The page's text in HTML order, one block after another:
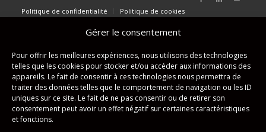
Gérer le consentement
Pour offrir les meilleures expériences, nous utilisons des technologies
telles que les cookies pour stocker et/ou accéder aux informations des
appareils. Le fait de consentir à ces technologies nous permettra de
traiter des données telles que le comportement de navigation ou les ID
uniques sur ce site. Le fait de ne pas consentir ou de retirer son
consentement peut avoir un effet négatif sur certaines caractéristiques
et fonctions.
Politique de confidentialité Politique de cookies